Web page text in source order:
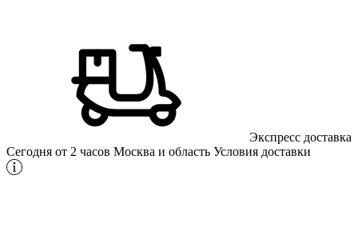
Экспресс доставка
Сегодня от 2 часов Москва и область Условия доставки